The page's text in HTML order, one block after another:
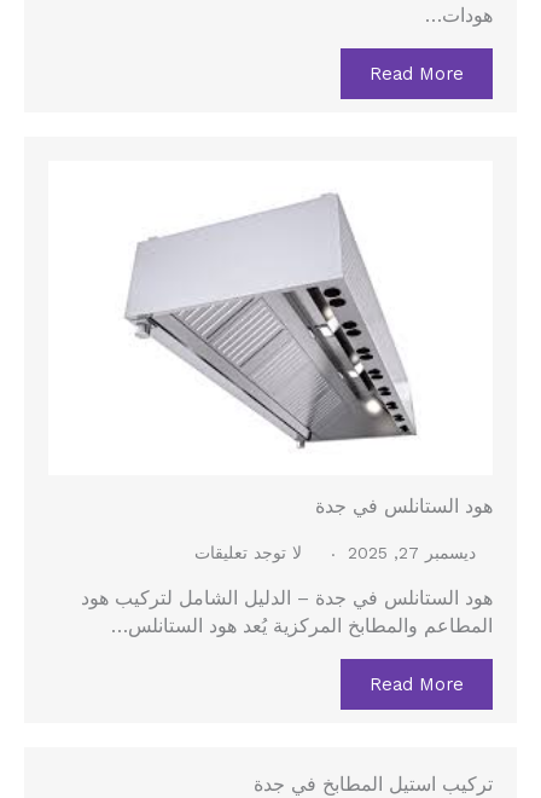
هودات…
Read More
هود الستانلس في جدة
ديسمبر 27, 2025 لا توجد تعليقات
هود الستانلس في جدة – الدليل الشامل لتركيب هود
المطاعم والمطابخ المركزية يُعد هود الستانلس…
Read More
تركيب استيل المطابخ في جدة